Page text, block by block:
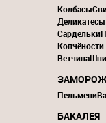
Колбасы
Сардельки
Ветчина
Пельмени
БАКАЛЕЯ